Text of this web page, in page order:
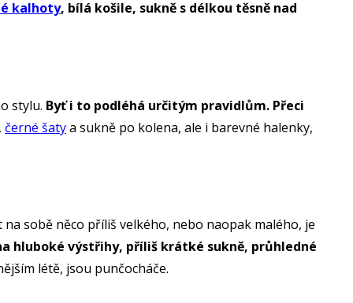
kalhoty, bílá košile, sukně s délkou těsně nad
stylu. Byť i to podléhá určitým pravidlům. Přeci
černé šatya sukně po kolena, ale i barevné halenky,
sobě něco příliš velkého, nebo naopak malého, je
hluboké výstřihy, příliš krátké sukně, průhledné
létě, jsou punčocháče.